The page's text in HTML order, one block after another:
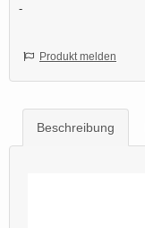
-
Produkt melden
Beschreibung